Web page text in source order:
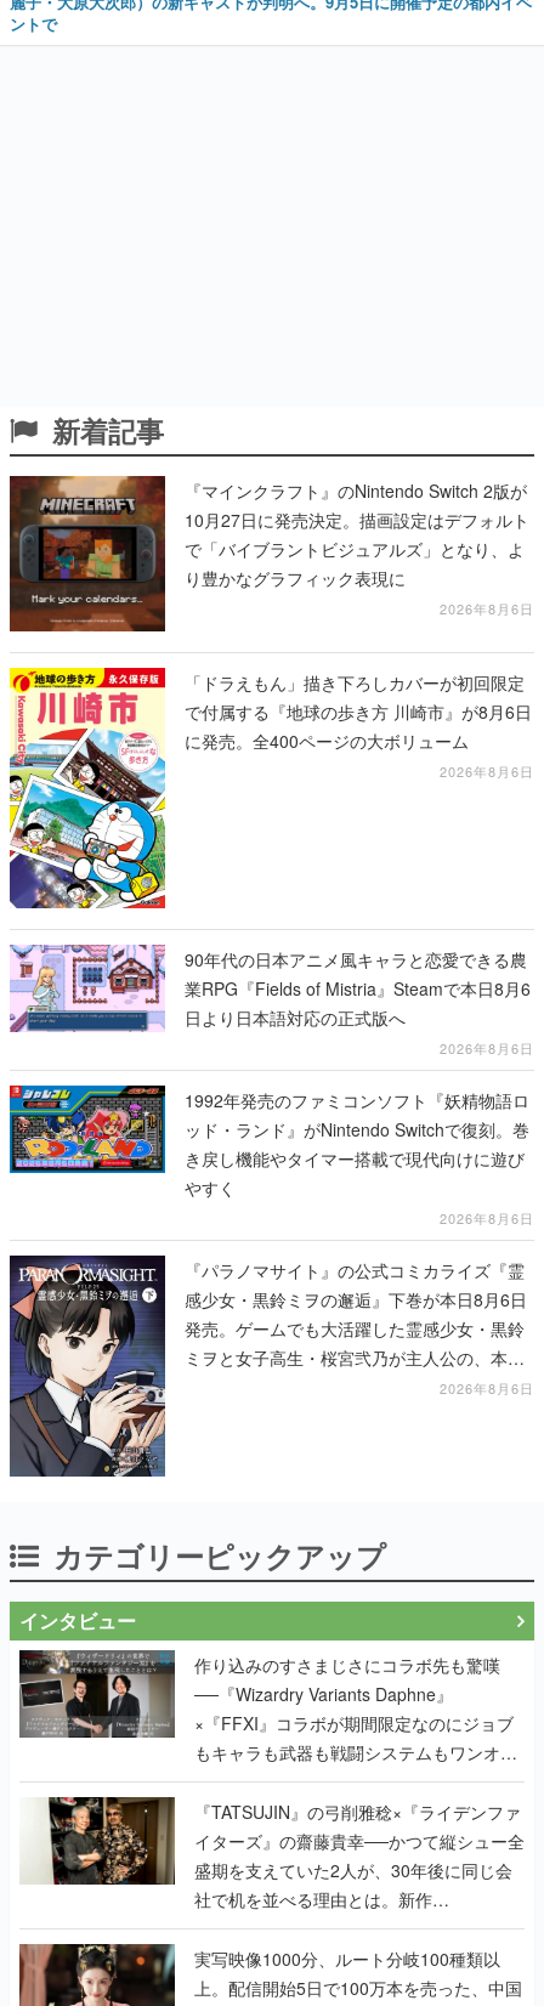
ントで
新着記事
『マインクラフト』のNintendo Switch 2版が
10月27日に発売決定。描画設定はデフォルト
で「バイブラントビジュアルズ」となり、よ
り豊かなグラフィック表現に
2026年8月6日
「ドラえもん」描き下ろしカバーが初回限定
で付属する『地球の歩き方 川崎市』が8月6日
に発売。全400ページの大ボリューム
2026年8月6日
90年代の日本アニメ風キャラと恋愛できる農
業RPG『Fields of Mistria』Steamで本日8月6
日より日本語対応の正式版へ
2026年8月6日
1992年発売のファミコンソフト『妖精物語ロ
ッド・ランド』がNintendo Switchで復刻。巻
き戻し機能やタイマー搭載で現代向けに遊び
やすく
2026年8月6日
『パラノマサイト』の公式コミカライズ『霊
感少女・黒鈴ミヲの邂逅』下巻が本日8月6日
発売。ゲームでも大活躍した霊感少女・黒鈴
ミヲと女子高生・桜宮弐乃が主人公の、本編
2026年8月6日
カテゴリーピックアップ
インタビュー
作り込みのすさまじさにコラボ先も驚嘆
──『Wizardry Variants Daphne』
×『FFXI』コラボが期間限定なのにジョブ
もキャラも武器も戦闘システムもワンオフ
で作り込まれた理由を両ディレクターに聞
く
『TATSUJIN』の弓削雅稔×『ライデンファ
イターズ』の齋藤貴幸──かつて縦シュー全
盛期を支えていた2人が、30年後に同じ会
社で机を並べる理由とは。新作
『TATSUJIN EXTREME』で初タッグを組
んだレジェンド2人に訊く開発秘話
実写映像1000分、ルート分岐100種類以
上。配信開始5日で100万本を売った、中国